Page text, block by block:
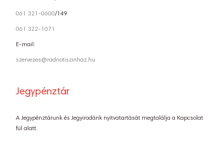
061 321-0600/149
061 322-1071
E-mail:
szervezes@radnotiszinhaz.hu
Jegypénztár
A Jegypénztárunk és Jegyirodánk nyitvatartását megtalálja a Kapcsolat
fül alatt.